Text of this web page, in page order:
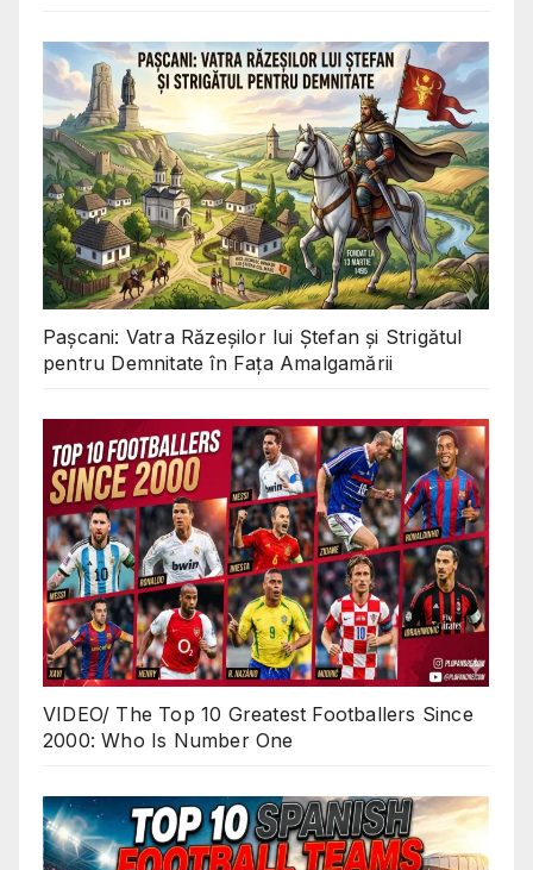
Pașcani: Vatra Răzeșilor lui Ștefan și Strigătul
pentru Demnitate în Fața Amalgamării
VIDEO/ The Top 10 Greatest Footballers Since
2000: Who Is Number One